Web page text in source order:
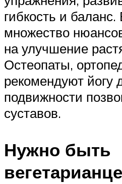
гибкость и баланс.
множество
на улучшение
Остеопаты,
рекомендуют йогу
подвижности
суставов.
Нужно быть